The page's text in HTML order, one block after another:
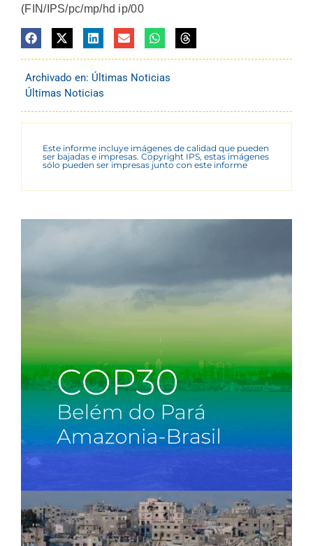
(FIN/IPS/pc/mp/hd ip/00
Archivado en: Últimas Noticias
Últimas Noticias
Este informe incluye imágenes de calidad que pueden
ser bajadas e impresas. Copyright IPS, estas imágenes
sólo pueden ser impresas junto con este informe